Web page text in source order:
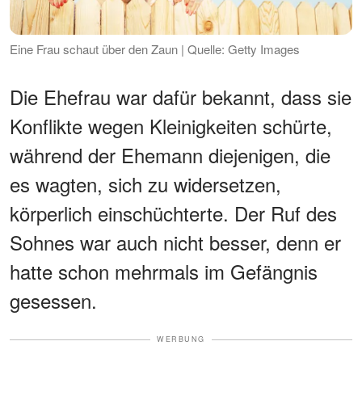
Eine Frau schaut über den Zaun | Quelle: Getty Images
Die Ehefrau war dafür bekannt, dass sie
Konflikte wegen Kleinigkeiten schürte,
während der Ehemann diejenigen, die
es wagten, sich zu widersetzen,
körperlich einschüchterte. Der Ruf des
Sohnes war auch nicht besser, denn er
hatte schon mehrmals im Gefängnis
gesessen.
WERBUNG